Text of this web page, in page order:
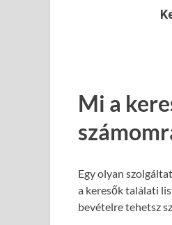
Mi a
Egy olyan
a keresők találati
bevételre tehetsz